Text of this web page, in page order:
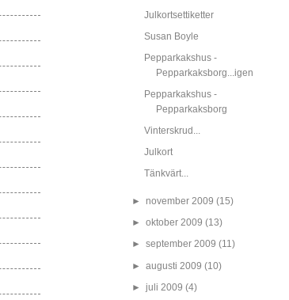
Julkortsettiketter
Susan Boyle
Pepparkakshus -
Pepparkaksborg...igen
Pepparkakshus -
Pepparkaksborg
Vinterskrud...
Julkort
Tänkvärt...
►november 2009(15)
►oktober 2009(13)
►september 2009(11)
►augusti 2009(10)
►juli 2009(4)